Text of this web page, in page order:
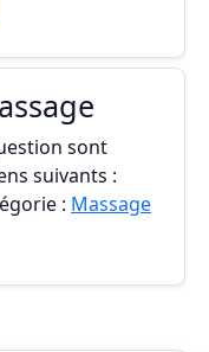
sont
suivants :
: Massage